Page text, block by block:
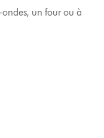
un four ou à